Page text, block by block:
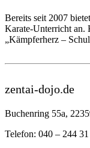
Bereits seit 2007
Karate-Unterricht an.
„Kämpferherz –
zentai-dojo.de
Buchenring 55a,
Telefon: 040 – 244